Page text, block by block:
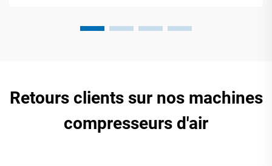
Retours clients sur nos machines
compresseurs d'air